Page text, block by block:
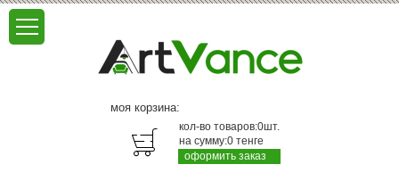
моя корзина:
кол-во товаров:0шт.
на сумму:0 тенге
оформить заказ